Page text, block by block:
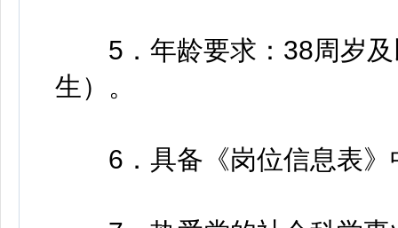
5．年龄要求：38周岁及
生）。
6．具备《岗位信息表》